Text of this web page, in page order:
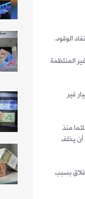
الوقود.
المنتظمة
غير
منذ
أن يخلف
بسبب